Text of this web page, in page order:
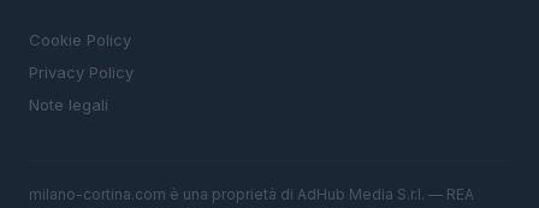
Cookie Policy
Privacy Policy
Note legali
milano-cortina.com è una proprietà di AdHub Media S.r.l. — REA